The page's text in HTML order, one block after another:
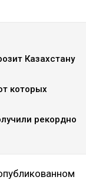
Казахстану
которых
рекордно